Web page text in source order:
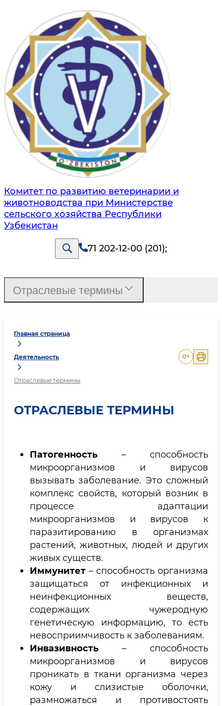
Комитет по развитию ветеринарии и
животноводства при Министерстве
сельского хозяйства Республики
Узбекистан
71 202-12-00 (201);
Главная страница
Деятельность
Отраслевые термины
0+
ОТРАСЛЕВЫЕ ТЕРМИНЫ
Патогенность – способность
микроорганизмов и вирусов
вызывать заболевание. Это сложный
комплекс свойств, который возник в
процессе адаптации
микроорганизмов и вирусов к
паразитированию в организмах
растений, животных, людей и других
живых существ.
Иммунитет – способность организма
защищаться от инфекционных и
неинфекционных веществ,
содержащих чужеродную
генетическую информацию, то есть
невосприимчивость к заболеваниям.
Инвазивность – способность
микроорганизмов и вирусов
проникать в ткани организма через
кожу и слизистые оболочки,
размножаться и противостоять
Отраслевые термины